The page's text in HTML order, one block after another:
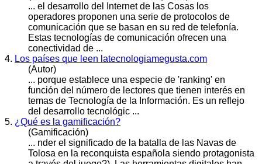
... el desarrollo del Internet de las Cosas los
operadores proponen una serie de protocolos de
comunicación que se basan en su red de telefonía.
Estas tecnologías de comunicación ofrecen una
conectividad de ...
4. Los países que leen latecnologiamegusta.com
(Autor)
... porque establece una especie de 'ranking' en
función del número de lectores que tienen interés en
temas de Tecnología de la Información. Es un reflejo
del desarroll o tecnológic ...
5. ¿Qué es la gamificación?
(Gamificación)
... nder el significado de la batalla de las Navas de
Tolosa en la reconquista española siendo protagonista